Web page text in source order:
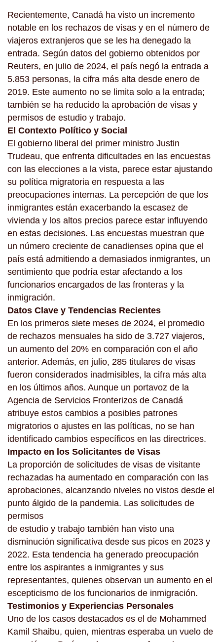
Recientemente, Canadá ha visto un incremento
notable en los rechazos de visas y en el número de
viajeros extranjeros que se les ha denegado la
entrada. Según datos del gobierno obtenidos por
Reuters, en julio de 2024, el país negó la entrada a
5.853 personas, la cifra más alta desde enero de
2019. Este aumento no se limita solo a la entrada;
también se ha reducido la aprobación de visas y
permisos de estudio y trabajo.
El Contexto Político y Social
El gobierno liberal del primer ministro Justin
Trudeau, que enfrenta dificultades en las encuestas
con las elecciones a la vista, parece estar ajustando
su política migratoria en respuesta a las
preocupaciones internas. La percepción de que los
inmigrantes están exacerbando la escasez de
vivienda y los altos precios parece estar influyendo
en estas decisiones. Las encuestas muestran que
un número creciente de canadienses opina que el
país está admitiendo a demasiados inmigrantes, un
sentimiento que podría estar afectando a los
funcionarios encargados de las fronteras y la
inmigración.
Datos Clave y Tendencias Recientes
En los primeros siete meses de 2024, el promedio
de rechazos mensuales ha sido de 3.727 viajeros,
un aumento del 20% en comparación con el año
anterior. Además, en julio, 285 titulares de visas
fueron considerados inadmisibles, la cifra más alta
en los últimos años. Aunque un portavoz de la
Agencia de Servicios Fronterizos de Canadá
atribuye estos cambios a posibles patrones
migratorios o ajustes en las políticas, no se han
identificado cambios específicos en las directrices.
Impacto en los Solicitantes de Visas
La proporción de solicitudes de visas de visitante
rechazadas ha aumentado en comparación con las
aprobaciones, alcanzando niveles no vistos desde el
punto álgido de la pandemia. Las solicitudes de
permisos
de estudio y trabajo también han visto una
disminución significativa desde sus picos en 2023 y
2022. Esta tendencia ha generado preocupación
entre los aspirantes a inmigrantes y sus
representantes, quienes observan un aumento en el
escepticismo de los funcionarios de inmigración.
Testimonios y Experiencias Personales
Uno de los casos destacados es el de Mohammed
Kamil Shaibu, quien, mientras esperaba un vuelo de